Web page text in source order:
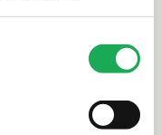
TAPWELL